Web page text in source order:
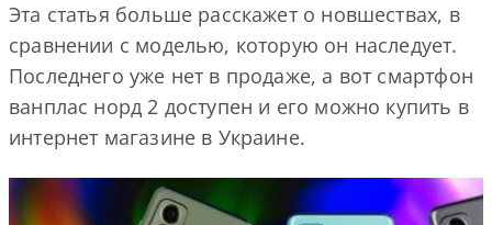
Эта статья больше расскажет о новшествах, в
сравнении с моделью, которую он наследует.
Последнего уже нет в продаже, а вот смартфон
ванплас норд 2 доступен и его можно купить в
интернет магазине в Украине.